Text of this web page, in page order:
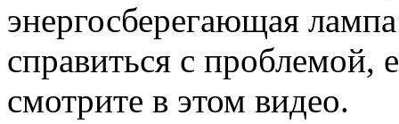
энергосберегающая
справиться с проблемой,
смотрите в этом видео.